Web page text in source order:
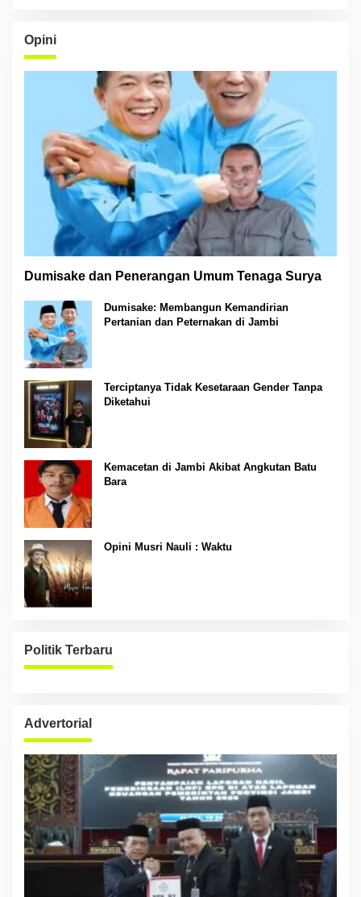
Opini
Dumisake dan Penerangan Umum Tenaga Surya
Dumisake: Membangun Kemandirian
Pertanian dan Peternakan di Jambi
Terciptanya Tidak Kesetaraan Gender Tanpa
Diketahui
Kemacetan di Jambi Akibat Angkutan Batu
Bara
Opini Musri Nauli : Waktu
Politik Terbaru
Advertorial